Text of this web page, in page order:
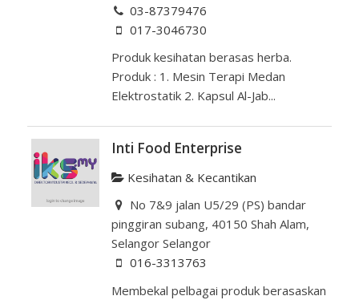
03-87379476
017-3046730
Produk kesihatan berasas herba.
Produk : 1. Mesin Terapi Medan
Elektrostatik 2. Kapsul Al-Jab...
Inti Food Enterprise
Kesihatan & Kecantikan
No 7&9 jalan U5/29 (PS) bandar
pinggiran subang, 40150 Shah Alam,
Selangor Selangor
016-3313763
Membekal pelbagai produk berasaskan